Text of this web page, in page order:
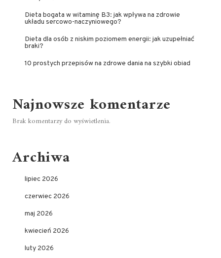
Dieta bogata w witaminę B3: jak wpływa na zdrowie
układu sercowo-naczyniowego?
Dieta dla osób z niskim poziomem energii: jak uzupełniać
braki?
10 prostych przepisów na zdrowe dania na szybki obiad
Najnowsze komentarze
Brak komentarzy do wyświetlenia.
Archiwa
lipiec 2026
czerwiec 2026
maj 2026
kwiecień 2026
luty 2026